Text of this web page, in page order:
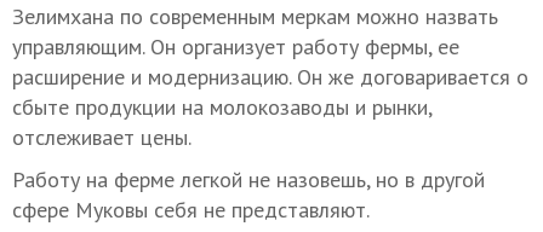
Зелимхана по современным меркам можно назвать
управляющим. Он организует работу фермы, ее
расширение и модернизацию. Он же договаривается о
сбыте продукции на молокозаводы и рынки,
отслеживает цены.
Работу на ферме легкой не назовешь, но в другой
сфере Муковы себя не представляют.